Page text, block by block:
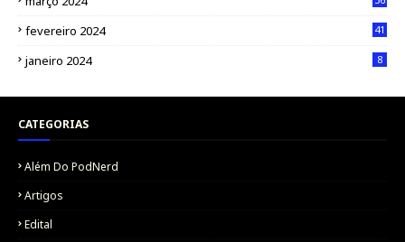
fevereiro 2024 41
janeiro 2024 8
CATEGORIAS
Além Do PodNerd
Artigos
Edital